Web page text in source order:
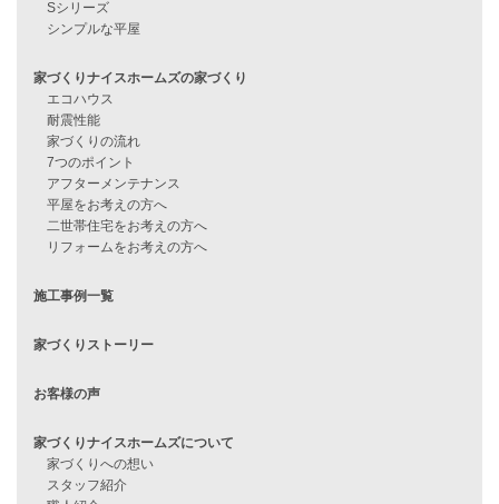
見学会情報
住宅ローンに不安がある方へ
他社で無理だと言われた方へ
月収25万円で家を建てる方法
Line Up
WOOD BOX
自由設計注文住宅